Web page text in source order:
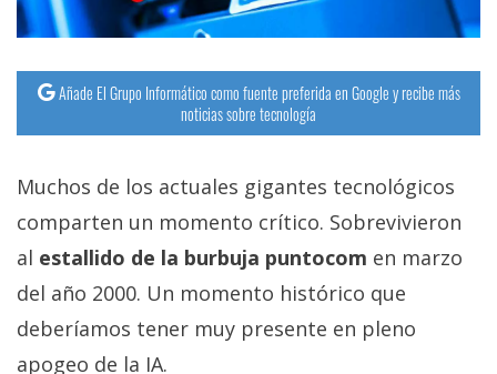
Añade El Grupo Informático como fuente preferida en Google y recibe más
noticias sobre tecnología
Muchos de los actuales gigantes tecnológicos
comparten un momento crítico. Sobrevivieron
al estallido de la burbuja puntocom en marzo
del año 2000. Un momento histórico que
deberíamos tener muy presente en pleno
apogeo de la IA.